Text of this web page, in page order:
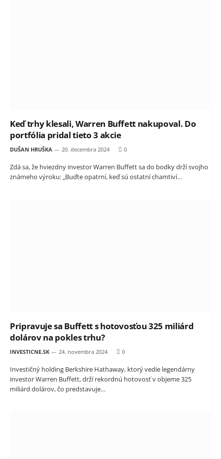
Keď trhy klesali, Warren Buffett nakupoval. Do
portfólia pridal tieto 3 akcie
DUŠAN HRUŠKA 20. decembra 2024 0
Zdá sa, že hviezdny investor Warren Buffett sa do bodky drží svojho
známeho výroku: „Buďte opatrní, keď sú ostatní chamtiví…
Pripravuje sa Buffett s hotovosťou 325 miliárd
dolárov na pokles trhu?
INVESTICNE.SK 24. novembra 2024 0
Investičný holding Berkshire Hathaway, ktorý vedie legendárny
investor Warren Buffett, drží rekordnú hotovosť v objeme 325
miliárd dolárov, čo predstavuje…